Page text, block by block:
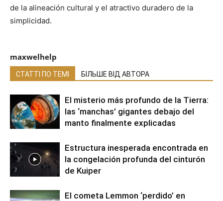
de la alineación cultural y el atractivo duradero de la
simplicidad.
maxwelhelp
СТАТТІ ПО ТЕМІ БІЛЬШЕ ВІД АВТОРА
El misterio más profundo de la Tierra:
las ‘manchas’ gigantes debajo del
manto finalmente explicadas
Estructura inesperada encontrada en
la congelación profunda del cinturón
de Kuiper
El cometa Lemmon ‘perdido’ en